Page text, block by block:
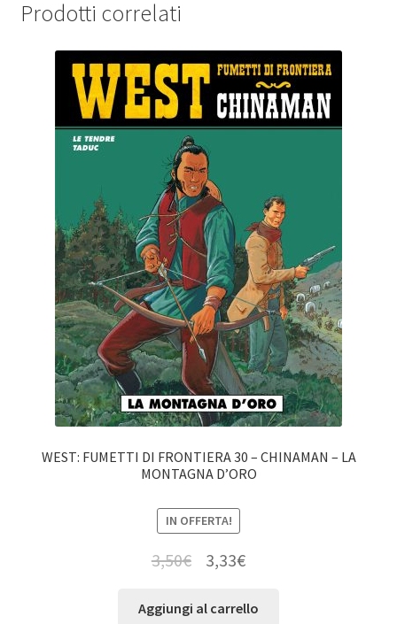
Prodotti correlati
WEST: FUMETTI DI FRONTIERA 30 – CHINAMAN – LA
MONTAGNA D’ORO
IN OFFERTA!
3,50€ 3,33€
Aggiungi al carrello